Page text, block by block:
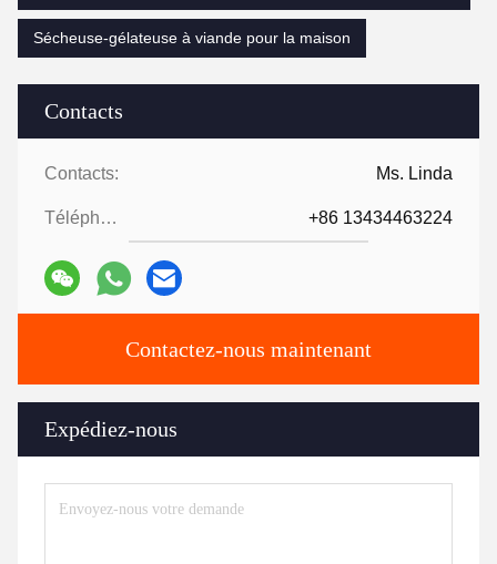
Contacts
Contacts: Ms. Linda
Téléphone: +86 13434463224
Contactez-nous maintenant
Expédiez-nous
Sécheuse-gélateuse à viande pour la maison